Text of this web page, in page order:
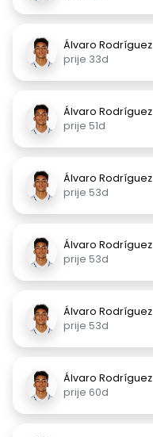
Álvaro Rodríguez
prije 33d
Álvaro Rodríguez
prije 51d
Álvaro Rodríguez
prije 53d
Álvaro Rodríguez
prije 53d
Álvaro Rodríguez
prije 53d
Álvaro Rodríguez
prije 60d